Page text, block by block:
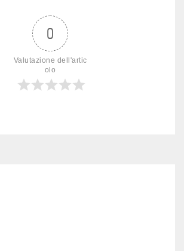
0
Valutazione dell'artic
olo